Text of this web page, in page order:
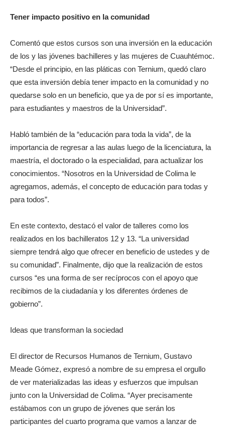
Tener impacto positivo en la comunidad
Comentó que estos cursos son una inversión en la educación
de los y las jóvenes bachilleres y las mujeres de Cuauhtémoc.
“Desde el principio, en las pláticas con Ternium, quedó claro
que esta inversión debía tener impacto en la comunidad y no
quedarse solo en un beneficio, que ya de por sí es importante,
para estudiantes y maestros de la Universidad”.
Habló también de la “educación para toda la vida”, de la
importancia de regresar a las aulas luego de la licenciatura, la
maestría, el doctorado o la especialidad, para actualizar los
conocimientos. “Nosotros en la Universidad de Colima le
agregamos, además, el concepto de educación para todas y
para todos”.
En este contexto, destacó el valor de talleres como los
realizados en los bachilleratos 12 y 13. “La universidad
siempre tendrá algo que ofrecer en beneficio de ustedes y de
su comunidad”. Finalmente, dijo que la realización de estos
cursos “es una forma de ser recíprocos con el apoyo que
recibimos de la ciudadanía y los diferentes órdenes de
gobierno”.
Ideas que transforman la sociedad
El director de Recursos Humanos de Ternium, Gustavo
Meade Gómez, expresó a nombre de su empresa el orgullo
de ver materializadas las ideas y esfuerzos que impulsan
junto con la Universidad de Colima. “Ayer precisamente
estábamos con un grupo de jóvenes que serán los
participantes del cuarto programa que vamos a lanzar de